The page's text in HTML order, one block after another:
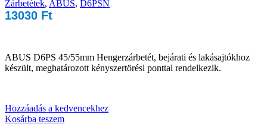
Zárbetétek, ABUS, D6PSN
13030 Ft
ABUS D6PS 45/55mm Hengerzárbetét, bejárati és lakásajtókhoz
készült, meghatározott kényszertörési ponttal rendelkezik.
Hozzáadás a kedvencekhez
Kosárba teszem